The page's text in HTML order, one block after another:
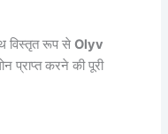
विस्तृत रूप सेOlyv
प्राप्त करने की पूरी